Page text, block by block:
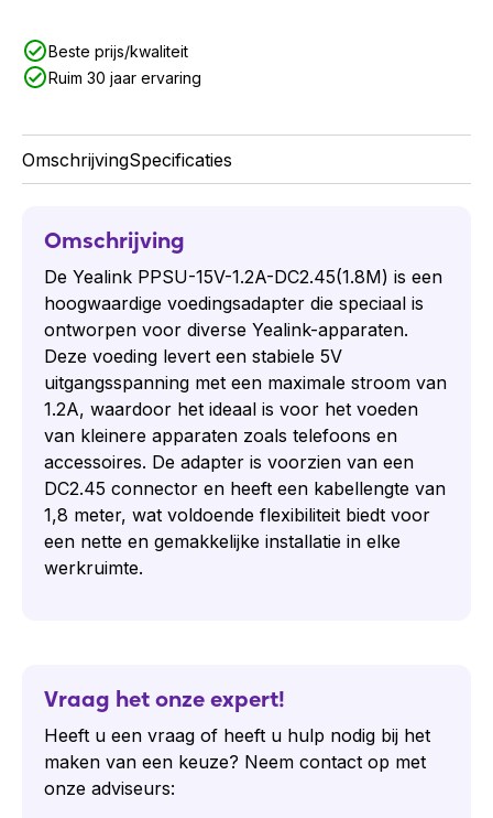
Beste prijs/kwaliteit
Ruim 30 jaar ervaring
OmschrijvingSpecificaties
Omschrijving
De Yealink PPSU-15V-1.2A-DC2.45(1.8M) is een
hoogwaardige voedingsadapter die speciaal is
ontworpen voor diverse Yealink-apparaten.
Deze voeding levert een stabiele 5V
uitgangsspanning met een maximale stroom van
1.2A, waardoor het ideaal is voor het voeden
van kleinere apparaten zoals telefoons en
accessoires. De adapter is voorzien van een
DC2.45 connector en heeft een kabellengte van
1,8 meter, wat voldoende flexibiliteit biedt voor
een nette en gemakkelijke installatie in elke
werkruimte.
Vraag het onze expert!
Heeft u een vraag of heeft u hulp nodig bij het
maken van een keuze? Neem contact op met
onze adviseurs: